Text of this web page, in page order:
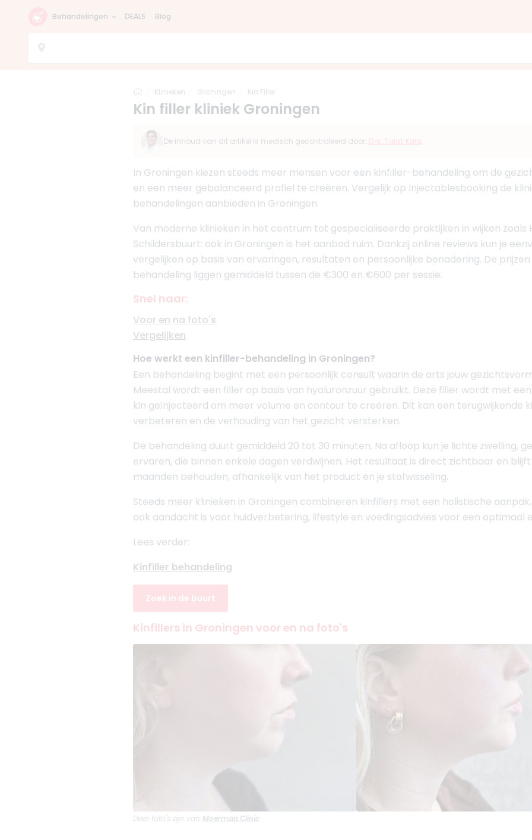
Behandelingen DEALS Blog
Home
Klinieken Groningen Kin Filler
Kin filler kliniek Groningen
De inhoud van dit artikel is medisch gecontroleerd door: Drs. Talat Kara
In Groningen kiezen steeds meer mensen voor een kinfiller-behandeling om de
en een meer gebalanceerd profiel te creëren. Vergelijk op Injectablesbooking de
behandelingen aanbieden in Groningen.
Van moderne klinieken in het centrum tot gespecialiseerde praktijken in wijken zoals
Schildersbuurt: ook in Groningen is het aanbod ruim. Dankzij online reviews kun je
vergelijken op basis van ervaringen, resultaten en persoonlijke benadering. De
behandeling liggen gemiddeld tussen de €300 en €600 per sessie.
Snel naar:
Voor en na foto's
Vergelijken
Hoe werkt een kinfiller-behandeling in Groningen?
Een behandeling begint met een persoonlijk consult waarin de arts jouw
Meestal wordt een filler op basis van hyaluronzuur gebruikt. Deze filler wordt met
kin geïnjecteerd om meer volume en contour te creëren. Dit kan een terugwijkende
verbeteren en de verhouding van het gezicht versterken.
De behandeling duurt gemiddeld 20 tot 30 minuten. Na afloop kun je lichte zwelling,
ervaren, die binnen enkele dagen verdwijnen. Het resultaat is direct zichtbaar en blijft
maanden behouden, afhankelijk van het product en je stofwisseling.
Steeds meer klinieken in Groningen combineren kinfillers met een holistische
ook aandacht is voor huidverbetering, lifestyle en voedingsadvies voor een optimaal
Lees verder:
Kinfiller behandeling
Zoek in de buurt
Kinfillers in Groningen voor en na foto's
Deze foto's zijn van Moerman Clinic